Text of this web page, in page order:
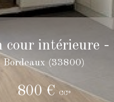
intérieure -
Bordeaux (33800)
800 € CC*